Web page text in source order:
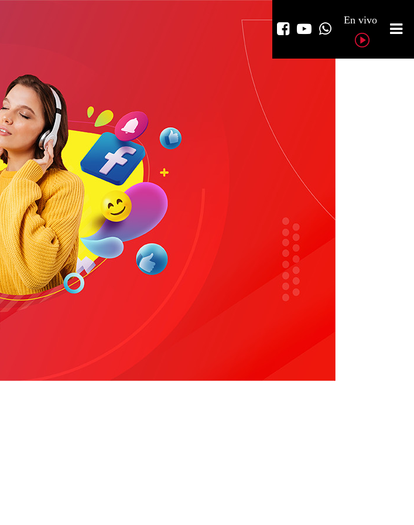
En vivo